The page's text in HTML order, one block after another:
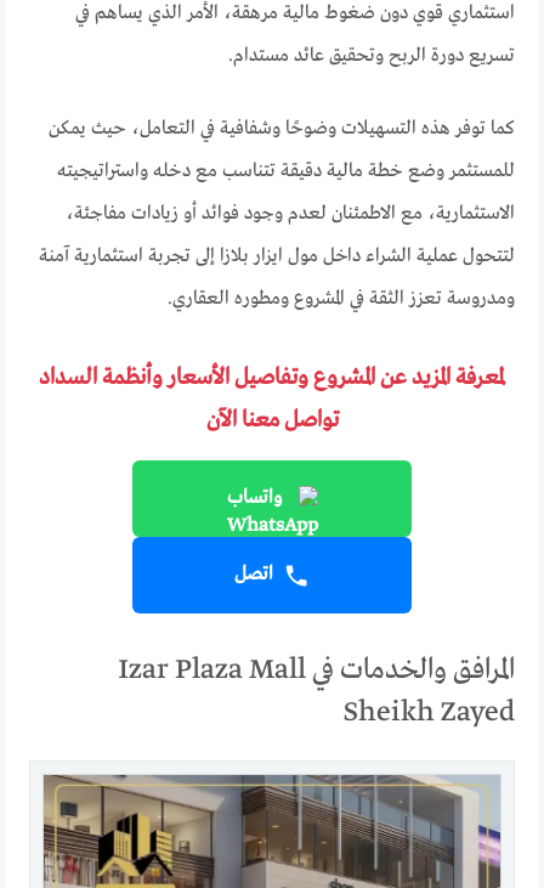
استثماري قوي دون ضغوط مالية مرهقة، الأمر الذي يساهم في
تسريع دورة الربح وتحقيق عائد مستدام.
كما توفر هذه التسهيلات وضوحًا وشفافية في التعامل، حيث يمكن
للمستثمر وضع خطة مالية دقيقة تتناسب مع دخله واستراتيجيته
الاستثمارية، مع الاطمئنان لعدم وجود فوائد أو زيادات مفاجئة،
لتتحول عملية الشراء داخل مول ايزار بلازا إلى تجربة استثمارية آمنة
ومدروسة تعزز الثقة في المشروع ومطوره العقاري.
لمعرفة المزيد عن المشروع وتفاصيل الأسعار وأنظمة السداد
تواصل معنا الآن
واتساب
اتصل
المرافق والخدمات في Izar Plaza Mall
Sheikh Zayed